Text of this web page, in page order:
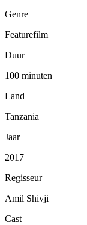
Genre
Featurefilm
Duur
100 minuten
Land
Tanzania
Jaar
2017
Regisseur
Amil Shivji
Cast